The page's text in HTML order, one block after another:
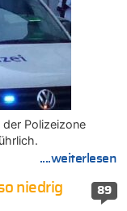
Polizeizone
....weiterlesen
89
niedrig